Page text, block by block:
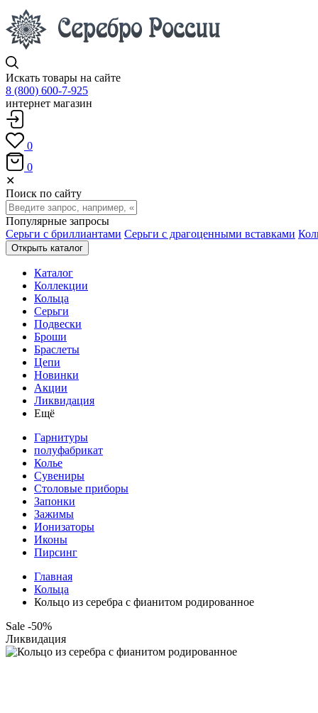
Искать товары на сайте
8 (800) 600-7-925
интернет магазин
0
0
✕
Поиск по сайту
Популярные запросы
Серьги с бриллиантами Серьги с драгоценными вставками
Открыть каталог
Каталог
Коллекции
Кольца
Серьги
Подвески
Броши
Браслеты
Цепи
Новинки
Акции
Ликвидация
Ещё
Гарнитуры
полуфабрикат
Колье
Сувениры
Столовые приборы
Запонки
Зажимы
Ионизаторы
Иконы
Пирсинг
Главная
Кольца
Кольцо из серебра с фианитом родированное
Sale -50%
Ликвидация